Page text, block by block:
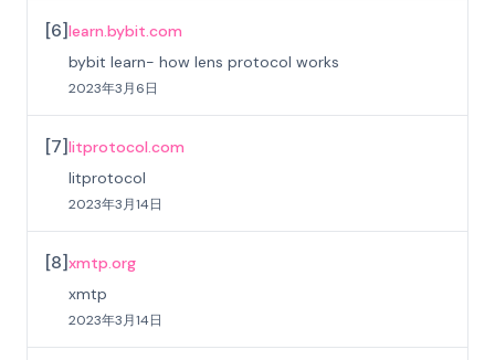
[6]learn.bybit.com
bybit learn- how lens protocol works
2023年3月6日
[7]litprotocol.com
litprotocol
2023年3月14日
[8]xmtp.org
xmtp
2023年3月14日